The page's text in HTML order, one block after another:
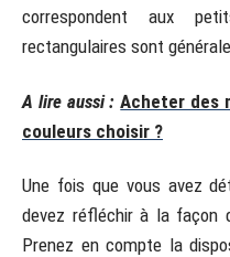
correspondent aux
rectangulaires sont
A lire aussi : Acheter des
couleurs choisir ?
Une fois que vous avez
devez réfléchir à la façon
Prenez en compte la